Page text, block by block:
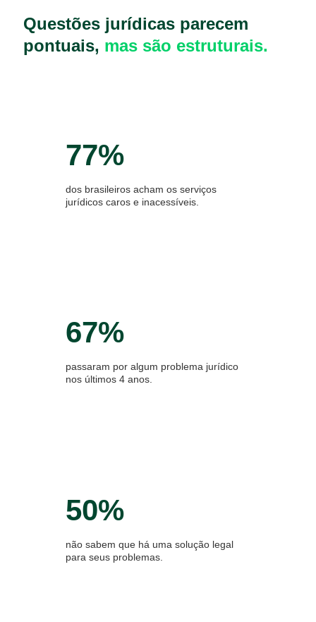
77%
dos brasileiros acham os serviços
jurídicos caros e inacessíveis.
67%
passaram por algum problema jurídico
nos últimos 4 anos.
50%
não sabem que há uma solução legal
para seus problemas.
Questões jurídicas parecem
pontuais, mas são estruturais.